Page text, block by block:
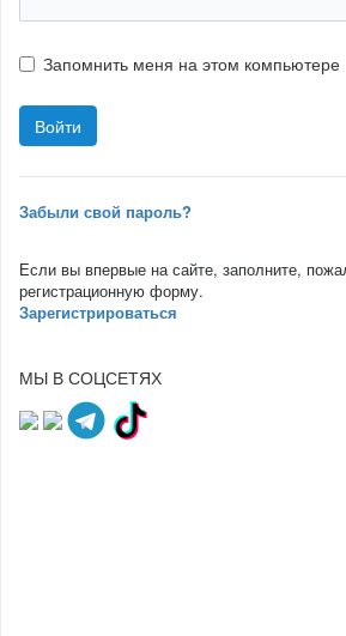
Запомнить меня на этом компьютере
Забыли свой пароль?
Если вы впервые на сайте, заполните,
регистрационную форму.
Зарегистрироваться
МЫ В СОЦСЕТЯХ